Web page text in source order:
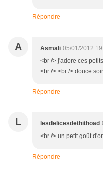
Répondre
A Asmali 05/01/2012
<br /> j'adore ces
<br /> <br /> douce
Répondre
L lesdelicesdethithoad
<br /> un petit goût
Répondre